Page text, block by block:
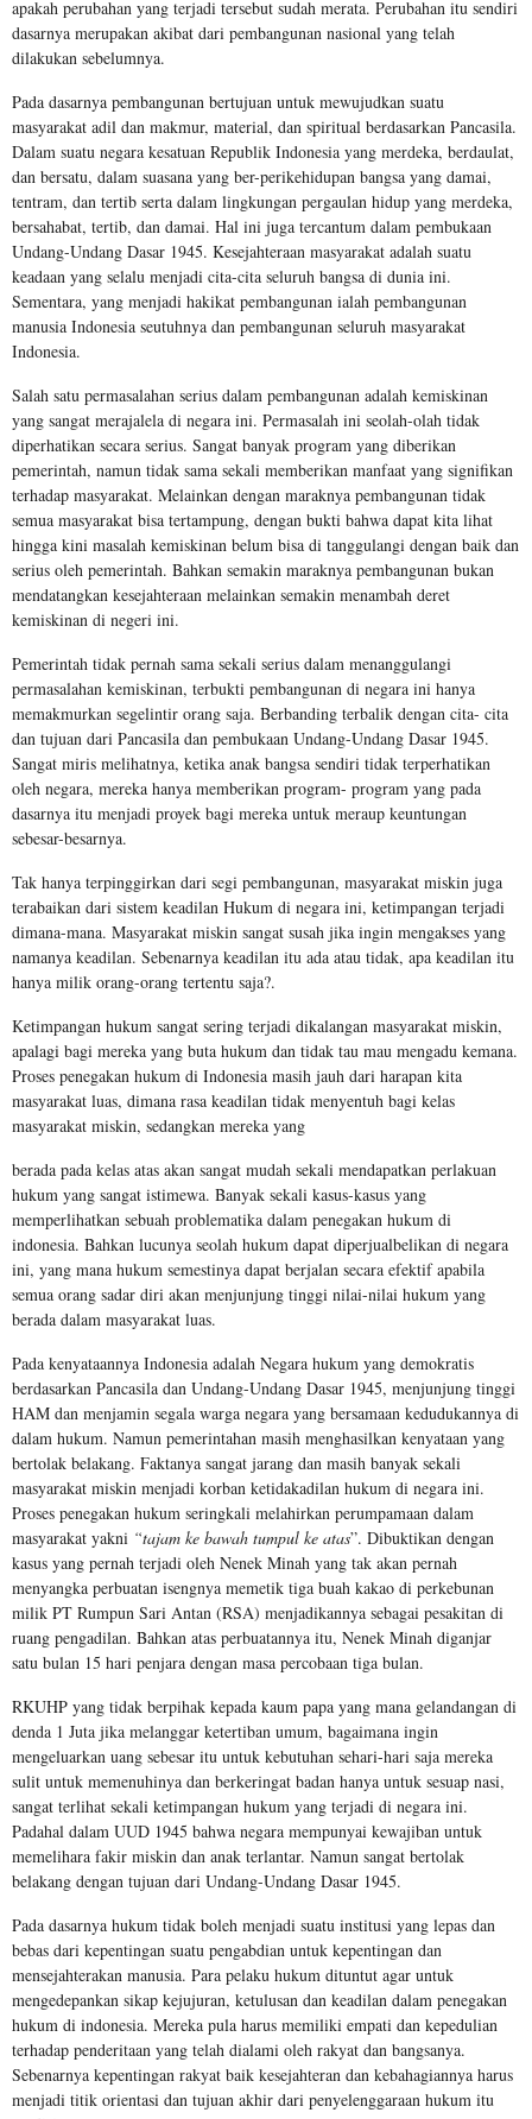
apakah perubahan yang terjadi tersebut sudah merata. Perubahan itu sendiri
dasarnya merupakan akibat dari pembangunan nasional yang telah
dilakukan sebelumnya.
Pada dasarnya pembangunan bertujuan untuk mewujudkan suatu
masyarakat adil dan makmur, material, dan spiritual berdasarkan Pancasila.
Dalam suatu negara kesatuan Republik Indonesia yang merdeka, berdaulat,
dan bersatu, dalam suasana yang ber-perikehidupan bangsa yang damai,
tentram, dan tertib serta dalam lingkungan pergaulan hidup yang merdeka,
bersahabat, tertib, dan damai. Hal ini juga tercantum dalam pembukaan
Undang-Undang Dasar 1945. Kesejahteraan masyarakat adalah suatu
keadaan yang selalu menjadi cita-cita seluruh bangsa di dunia ini.
Sementara, yang menjadi hakikat pembangunan ialah pembangunan
manusia Indonesia seutuhnya dan pembangunan seluruh masyarakat
Indonesia.
Salah satu permasalahan serius dalam pembangunan adalah kemiskinan
yang sangat merajalela di negara ini. Permasalah ini seolah-olah tidak
diperhatikan secara serius. Sangat banyak program yang diberikan
pemerintah, namun tidak sama sekali memberikan manfaat yang signifikan
terhadap masyarakat. Melainkan dengan maraknya pembangunan tidak
semua masyarakat bisa tertampung, dengan bukti bahwa dapat kita lihat
hingga kini masalah kemiskinan belum bisa di tanggulangi dengan baik dan
serius oleh pemerintah. Bahkan semakin maraknya pembangunan bukan
mendatangkan kesejahteraan melainkan semakin menambah deret
kemiskinan di negeri ini.
Pemerintah tidak pernah sama sekali serius dalam menanggulangi
permasalahan kemiskinan, terbukti pembangunan di negara ini hanya
memakmurkan segelintir orang saja. Berbanding terbalik dengan cita- cita
dan tujuan dari Pancasila dan pembukaan Undang-Undang Dasar 1945.
Sangat miris melihatnya, ketika anak bangsa sendiri tidak terperhatikan
oleh negara, mereka hanya memberikan program- program yang pada
dasarnya itu menjadi proyek bagi mereka untuk meraup keuntungan
sebesar-besarnya.
Tak hanya terpinggirkan dari segi pembangunan, masyarakat miskin juga
terabaikan dari sistem keadilan Hukum di negara ini, ketimpangan terjadi
dimana-mana. Masyarakat miskin sangat susah jika ingin mengakses yang
namanya keadilan. Sebenarnya keadilan itu ada atau tidak, apa keadilan itu
hanya milik orang-orang tertentu saja?.
Ketimpangan hukum sangat sering terjadi dikalangan masyarakat miskin,
apalagi bagi mereka yang buta hukum dan tidak tau mau mengadu kemana.
Proses penegakan hukum di Indonesia masih jauh dari harapan kita
masyarakat luas, dimana rasa keadilan tidak menyentuh bagi kelas
masyarakat miskin, sedangkan mereka yang
berada pada kelas atas akan sangat mudah sekali mendapatkan perlakuan
hukum yang sangat istimewa. Banyak sekali kasus-kasus yang
memperlihatkan sebuah problematika dalam penegakan hukum di
indonesia. Bahkan lucunya seolah hukum dapat diperjualbelikan di negara
ini, yang mana hukum semestinya dapat berjalan secara efektif apabila
semua orang sadar diri akan menjunjung tinggi nilai-nilai hukum yang
berada dalam masyarakat luas.
Pada kenyataannya Indonesia adalah Negara hukum yang demokratis
berdasarkan Pancasila dan Undang-Undang Dasar 1945, menjunjung tinggi
HAM dan menjamin segala warga negara yang bersamaan kedudukannya di
dalam hukum. Namun pemerintahan masih menghasilkan kenyataan yang
bertolak belakang. Faktanya sangat jarang dan masih banyak sekali
masyarakat miskin menjadi korban ketidakadilan hukum di negara ini.
Proses penegakan hukum seringkali melahirkan perumpamaan dalam
masyarakat yakni “tajam ke bawah tumpul ke atas”. Dibuktikan dengan
kasus yang pernah terjadi oleh Nenek Minah yang tak akan pernah
menyangka perbuatan isengnya memetik tiga buah kakao di perkebunan
milik PT Rumpun Sari Antan (RSA) menjadikannya sebagai pesakitan di
ruang pengadilan. Bahkan atas perbuatannya itu, Nenek Minah diganjar
satu bulan 15 hari penjara dengan masa percobaan tiga bulan.
RKUHP yang tidak berpihak kepada kaum papa yang mana gelandangan di
denda 1 Juta jika melanggar ketertiban umum, bagaimana ingin
mengeluarkan uang sebesar itu untuk kebutuhan sehari-hari saja mereka
sulit untuk memenuhinya dan berkeringat badan hanya untuk sesuap nasi,
sangat terlihat sekali ketimpangan hukum yang terjadi di negara ini.
Padahal dalam UUD 1945 bahwa negara mempunyai kewajiban untuk
memelihara fakir miskin dan anak terlantar. Namun sangat bertolak
belakang dengan tujuan dari Undang-Undang Dasar 1945.
Pada dasarnya hukum tidak boleh menjadi suatu institusi yang lepas dan
bebas dari kepentingan suatu pengabdian untuk kepentingan dan
mensejahterakan manusia. Para pelaku hukum dituntut agar untuk
mengedepankan sikap kejujuran, ketulusan dan keadilan dalam penegakan
hukum di indonesia. Mereka pula harus memiliki empati dan kepedulian
terhadap penderitaan yang telah dialami oleh rakyat dan bangsanya.
Sebenarnya kepentingan rakyat baik kesejahteran dan kebahagiannya harus
menjadi titik orientasi dan tujuan akhir dari penyelenggaraan hukum itu